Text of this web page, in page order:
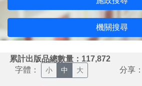
機關搜尋
累計出版品總數量：117,872
字體： 小 中 大 分享：